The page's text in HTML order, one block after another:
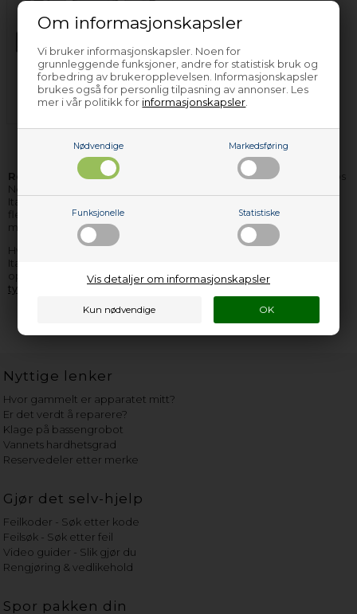
Om informasjonskapsler
Vi bruker informasjonskapsler. Noen for
grunnleggende funksjoner, andre for statistisk bruk og
forbedring av brukeropplevelsen. Informasjonskapsler
brukes også for personlig tilpasning av annonser. Les
mer i vår politikk for informasjonskapsler
Nødvendige Markedsføring
Funksjonelle Statistiske
Vis detaljer om informasjonskapsler
Espressomaskin
Italcrem
Reservedeler og tilbehør til Italcrem
hvitevarer finner du hos
Nettoparts. Vi har et stort lager av reservedeler til stort sett alle
Italcrem apparater, og de delene vi ikke har på lager, kan vi i de
fleste tilfellene skaffe hjem, så raskt, at du ikke behøver vente
mere enn få dager på levering.
Hvis du har bruk for hjelp til å finne korrekte reservedeler til ditt
Italcrem apparat, er du velkommen til å
opplyse så mange informasjoner som overhodet mulig fra
typeskiltet
Nyttige lenker
Hvor gammelt er apparatet mitt?
Er det verdt å reparere?
Klage på bassengrobot
Vannets hardhetsgrad
Reservedeler etter merke
Gjør det selv-hjelp
Feilkoder - Søk etter kode
Feilsøk - Søk etter feil
Video guider - Slik gjør du
Rengjøring & vedlikehold
Spor pakken din